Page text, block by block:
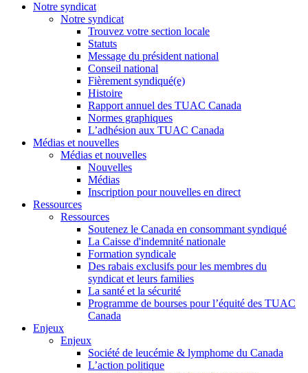
Notre syndicat
Notre syndicat
Trouvez votre section locale
Statuts
Message du président national
Conseil national
Fièrement syndiqué(e)
Histoire
Rapport annuel des TUAC Canada
Normes graphiques
L’adhésion aux TUAC Canada
Médias et nouvelles
Médias et nouvelles
Nouvelles
Médias
Inscription pour nouvelles en direct
Ressources
Ressources
Soutenez le Canada en consommant syndiqué
La Caisse d'indemnité nationale
Formation syndicale
Des rabais exclusifs pour les membres du
syndicat et leurs families
La santé et la sécurité
Programme de bourses pour l’équité des TUAC
Canada
Enjeux
Enjeux
Société de leucémie & lymphome du Canada
L’action politique